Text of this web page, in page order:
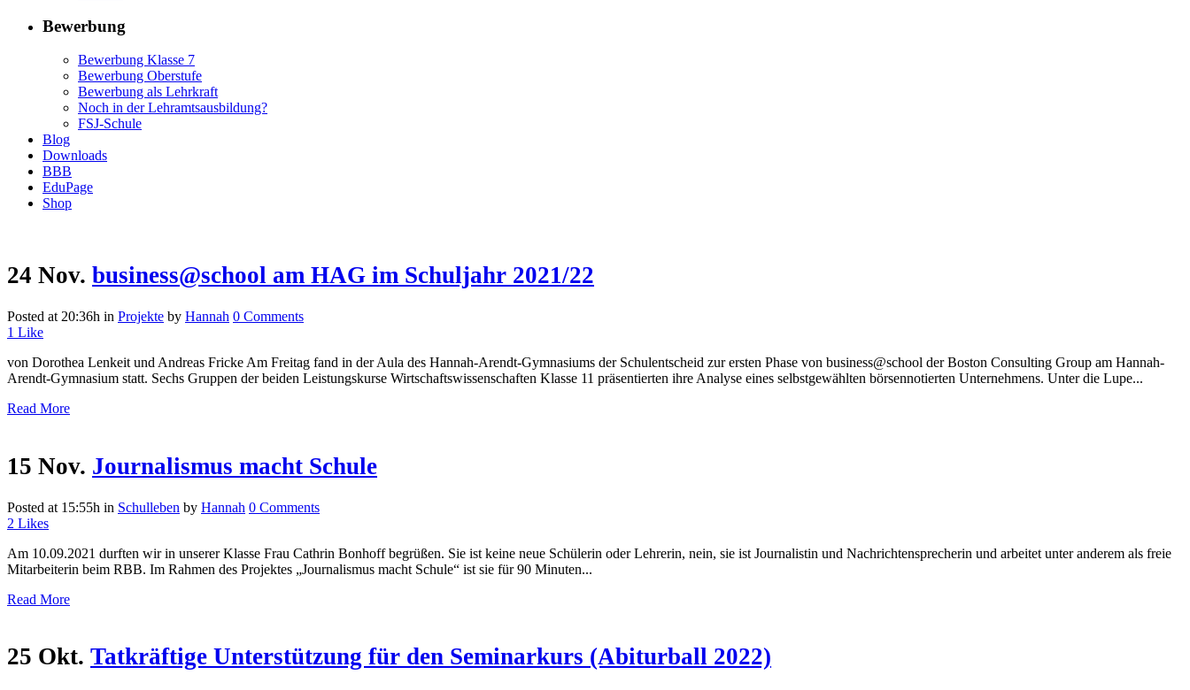
Bewerbung
Bewerbung Klasse 7
Bewerbung Oberstufe
Bewerbung als Lehrkraft
Noch in der Lehramtsausbildung?
FSJ-Schule
Blog
Downloads
BBB
EduPage
Shop
24 Nov. business@school am HAG im Schuljahr 2021/22
Posted at 20:36h in Projekte by Hannah 0 Comments
1 Like
von Dorothea Lenkeit und Andreas Fricke Am Freitag fand in der Aula des Hannah-Arendt-Gymnasiums der Schulentscheid zur ersten Phase von business@school der Boston Consulting Group am Hannah-
Arendt-Gymnasium statt. Sechs Gruppen der beiden Leistungskurse Wirtschaftswissenschaften Klasse 11 präsentierten ihre Analyse eines selbstgewählten börsennotierten Unternehmens. Unter die Lupe...
Read More
15 Nov. Journalismus macht Schule
Posted at 15:55h in Schulleben by Hannah 0 Comments
2 Likes
Am 10.09.2021 durften wir in unserer Klasse Frau Cathrin Bonhoff begrüßen. Sie ist keine neue Schülerin oder Lehrerin, nein, sie ist Journalistin und Nachrichtensprecherin und arbeitet unter anderem als freie
Mitarbeiterin beim RBB. Im Rahmen des Projektes „Journalismus macht Schule“ ist sie für 90 Minuten...
Read More
25 Okt. Tatkräftige Unterstützung für den Seminarkurs (Abiturball 2022)